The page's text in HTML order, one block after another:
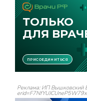
Реклама: ИП Вышковский